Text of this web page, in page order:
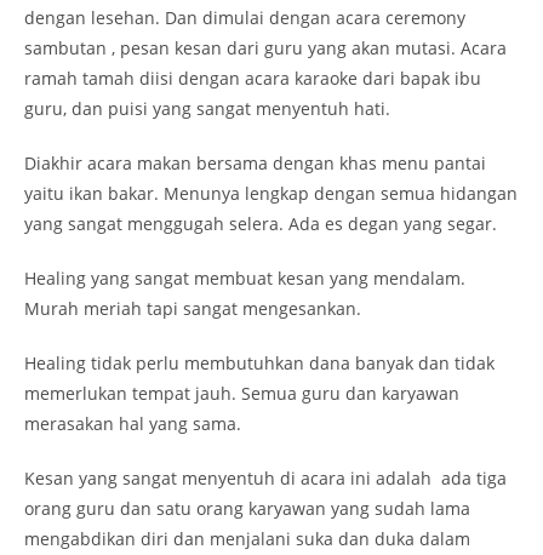
dengan lesehan. Dan dimulai dengan acara ceremony
sambutan , pesan kesan dari guru yang akan mutasi. Acara
ramah tamah diisi dengan acara karaoke dari bapak ibu
guru, dan puisi yang sangat menyentuh hati.
Diakhir acara makan bersama dengan khas menu pantai
yaitu ikan bakar. Menunya lengkap dengan semua hidangan
yang sangat menggugah selera. Ada es degan yang segar.
Healing yang sangat membuat kesan yang mendalam.
Murah meriah tapi sangat mengesankan.
Healing tidak perlu membutuhkan dana banyak dan tidak
memerlukan tempat jauh. Semua guru dan karyawan
merasakan hal yang sama.
Kesan yang sangat menyentuh di acara ini adalah ada tiga
orang guru dan satu orang karyawan yang sudah lama
mengabdikan diri dan menjalani suka dan duka dalam